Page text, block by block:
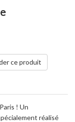
ce produit
! Un
réalisé